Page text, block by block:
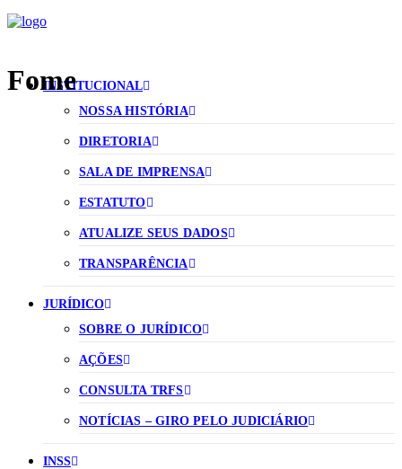
INSTITUCIONAL
NOSSA HISTÓRIA
DIRETORIA
SALA DE IMPRENSA
ESTATUTO
ATUALIZE SEUS DADOS
TRANSPARÊNCIA
JURÍDICO
SOBRE O JURÍDICO
AÇÕES
CONSULTA TRFS
NOTÍCIAS – GIRO PELO JUDICIÁRIO
INSS
Fome